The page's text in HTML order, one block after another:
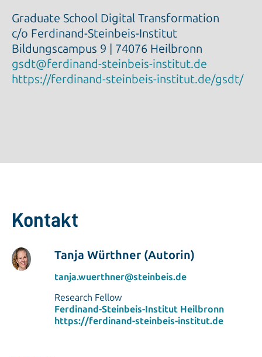
Graduate School Digital Transformation
c/o Ferdinand-Steinbeis-Institut
Bildungscampus 9 | 74076 Heilbronn
gsdt@ferdinand-steinbeis-institut.de
https://ferdinand-steinbeis-institut.de/gsdt/
Kontakt
Tanja Würthner (Autorin)
tanja.wuerthner@steinbeis.de
Research Fellow
Ferdinand-Steinbeis-Institut Heilbronn
https://ferdinand-steinbeis-institut.de